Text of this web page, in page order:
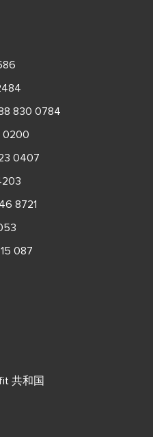
830 0784
0200
0407
8721
087
共和国